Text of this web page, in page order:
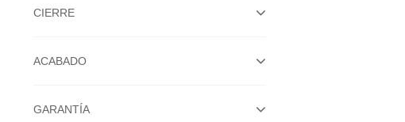
CIERRE
ACABADO
GARANTÍA